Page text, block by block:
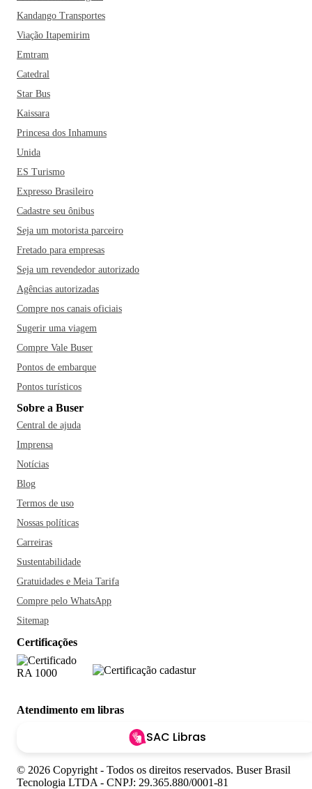
Kandango Transportes
Viação Itapemirim
Emtram
Catedral
Star Bus
Kaissara
Princesa dos Inhamuns
Unida
ES Turismo
Expresso Brasileiro
Cadastre seu ônibus
Seja um motorista parceiro
Fretado para empresas
Seja um revendedor autorizado
Agências autorizadas
Compre nos canais oficiais
Sugerir uma viagem
Compre Vale Buser
Pontos de embarque
Pontos turísticos
Sobre a Buser
Central de ajuda
Imprensa
Notícias
Blog
Termos de uso
Nossas políticas
Carreiras
Sustentabilidade
Gratuidades e Meia Tarifa
Compre pelo WhatsApp
Sitemap
Certificações
Atendimento em libras
SAC Libras
© 2026 Copyright - Todos os direitos reservados. Buser Brasil
Tecnologia LTDA - CNPJ: 29.365.880/0001-81